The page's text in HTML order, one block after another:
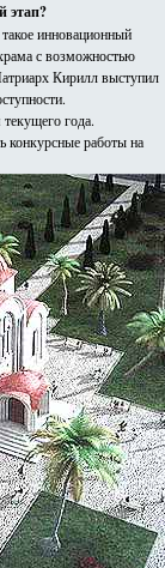
этап?
инновационный
с возможностью
Кирилл выступил
года.
конкурсные работы на